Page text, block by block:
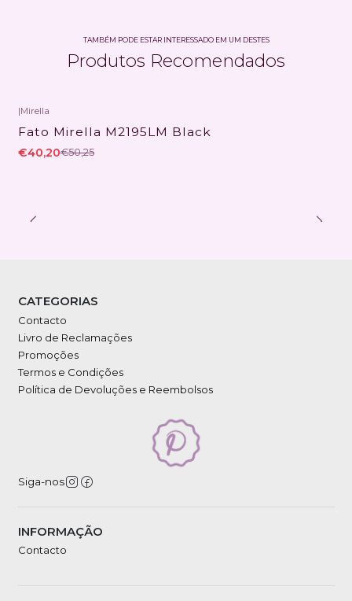
TAMBÉM PODE ESTAR INTERESSADO EM UM DESTES
Produtos Recomendados
|Mirella
Fato Mirella M2195LM Black
€40,20€50,25
CATEGORIAS
Contacto
Livro de Reclamações
Promoções
Termos e Condições
Política de Devoluções e Reembolsos
Siga-nos
INFORMAÇÃO
Contacto